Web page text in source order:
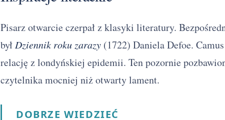
Pisarz otwarcie czerpał z klasyki literatury.
był Dziennik roku zarazy (1722) Daniela Defoe.
relację z londyńskiej epidemii. Ten pozornie
czytelnika mocniej niż otwarty lament.
DOBRZE WIEDZIEĆ